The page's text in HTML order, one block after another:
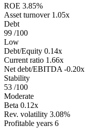
ROE 3.85%
Asset turnover 1.05x
Debt
99 /100
Low
Debt/Equity 0.14x
Current ratio 1.66x
Net debt/EBITDA -0.20x
Stability
53 /100
Moderate
Beta 0.12x
Rev. volatility 3.08%
Profitable years 6